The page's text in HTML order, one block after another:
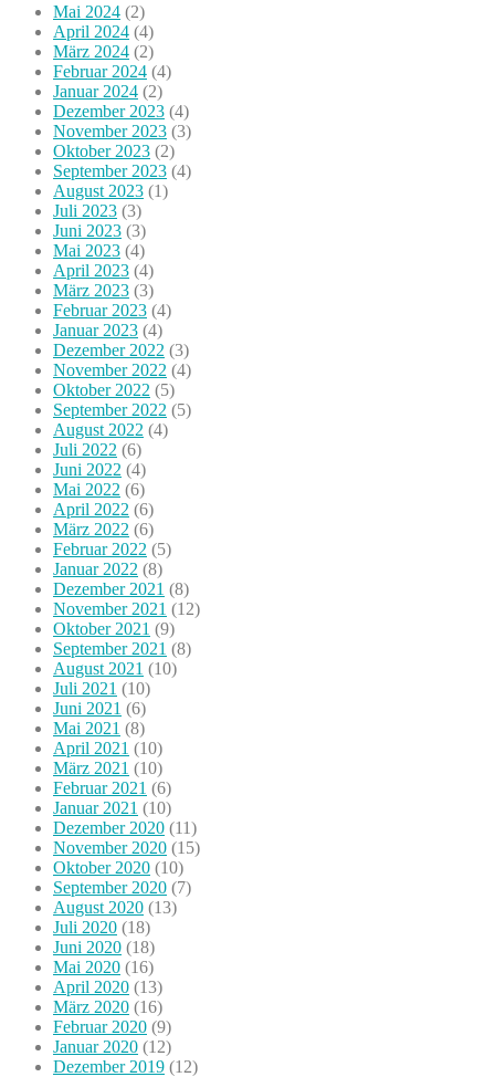
Mai 2024 (2)
April 2024 (4)
März 2024 (2)
Februar 2024 (4)
Januar 2024 (2)
Dezember 2023 (4)
November 2023 (3)
Oktober 2023 (2)
September 2023 (4)
August 2023 (1)
Juli 2023 (3)
Juni 2023 (3)
Mai 2023 (4)
April 2023 (4)
März 2023 (3)
Februar 2023 (4)
Januar 2023 (4)
Dezember 2022 (3)
November 2022 (4)
Oktober 2022 (5)
September 2022 (5)
August 2022 (4)
Juli 2022 (6)
Juni 2022 (4)
Mai 2022 (6)
April 2022 (6)
März 2022 (6)
Februar 2022 (5)
Januar 2022 (8)
Dezember 2021 (8)
November 2021 (12)
Oktober 2021 (9)
September 2021 (8)
August 2021 (10)
Juli 2021 (10)
Juni 2021 (6)
Mai 2021 (8)
April 2021 (10)
März 2021 (10)
Februar 2021 (6)
Januar 2021 (10)
Dezember 2020 (11)
November 2020 (15)
Oktober 2020 (10)
September 2020 (7)
August 2020 (13)
Juli 2020 (18)
Juni 2020 (18)
Mai 2020 (16)
April 2020 (13)
März 2020 (16)
Februar 2020 (9)
Januar 2020 (12)
Dezember 2019 (12)